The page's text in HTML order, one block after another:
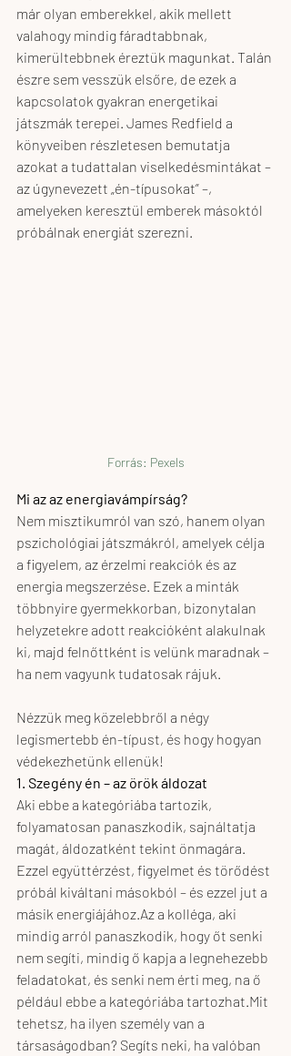
már olyan emberekkel, akik mellett
valahogy mindig fáradtabbnak,
kimerültebbnek éreztük magunkat. Talán
észre sem vesszük elsőre, de ezek a
kapcsolatok gyakran energetikai
játszmák terepei. James Redfield a
könyveiben részletesen bemutatja
azokat a tudattalan viselkedésmintákat –
az úgynevezett „én-típusokat” –,
amelyeken keresztül emberek másoktól
próbálnak energiát szerezni.
Forrás: Pexels
Mi az az energiavámpírság?
Nem misztikumról van szó, hanem olyan
pszichológiai játszmákról, amelyek célja
a figyelem, az érzelmi reakciók és az
energia megszerzése. Ezek a minták
többnyire gyermekkorban, bizonytalan
helyzetekre adott reakcióként alakulnak
ki, majd felnőttként is velünk maradnak –
ha nem vagyunk tudatosak rájuk.
Nézzük meg közelebbről a négy
legismertebb én-típust, és hogy hogyan
védekezhetünk ellenük!
1. Szegény én – az örök áldozat
Aki ebbe a kategóriába tartozik,
folyamatosan panaszkodik, sajnáltatja
magát, áldozatként tekint önmagára.
Ezzel együttérzést, figyelmet és törődést
próbál kiváltani másokból – és ezzel jut a
másik energiájához.Az a kolléga, aki
mindig arról panaszkodik, hogy őt senki
nem segíti, mindig ő kapja a legnehezebb
feladatokat, és senki nem érti meg, na ő
például ebbe a kategóriába tartozhat.Mit
tehetsz, ha ilyen személy van a
társaságodban? Segíts neki, ha valóban